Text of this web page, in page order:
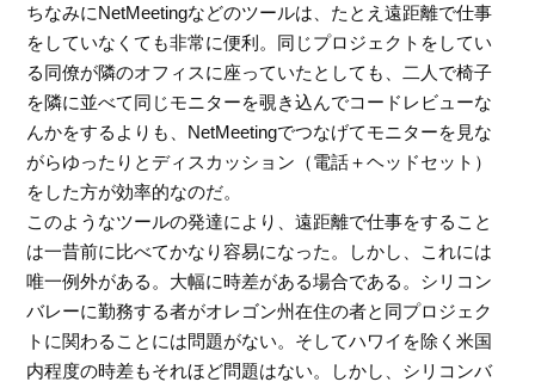
ちなみにNetMeetingなどのツールは、たとえ遠距離で仕事
をしていなくても非常に便利。同じプロジェクトをしてい
る同僚が隣のオフィスに座っていたとしても、二人で椅子
を隣に並べて同じモニターを覗き込んでコードレビューな
んかをするよりも、NetMeetingでつなげてモニターを見な
がらゆったりとディスカッション（電話＋ヘッドセット）
をした方が効率的なのだ。
このようなツールの発達により、遠距離で仕事をすること
は一昔前に比べてかなり容易になった。しかし、これには
唯一例外がある。大幅に時差がある場合である。シリコン
バレーに勤務する者がオレゴン州在住の者と同プロジェク
トに関わることには問題がない。そしてハワイを除く米国
内程度の時差もそれほど問題はない。しかし、シリコンバ